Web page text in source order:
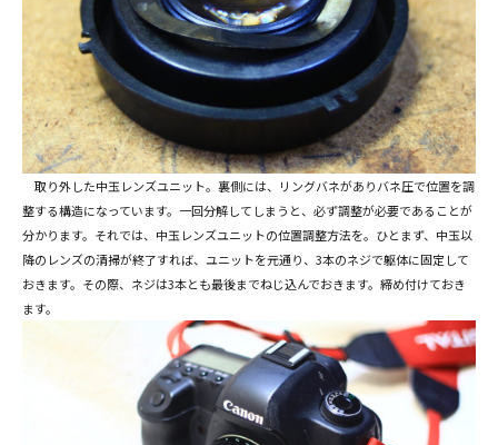
取り外した中玉レンズユニット。裏側には、リングバネがありバネ圧で位置を調
整する構造になっています。一回分解してしまうと、必ず調整が必要であることが
分かります。それでは、中玉レンズユニットの位置調整方法を。ひとまず、中玉以
降のレンズの清掃が終了すれば、ユニットを元通り、3本のネジで躯体に固定して
おきます。その際、ネジは3本とも最後までねじ込んでおきます。締め付けておき
ます。